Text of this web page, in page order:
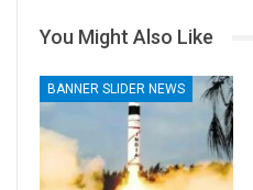
You Might Also Like
BANNER SLIDER NEWS